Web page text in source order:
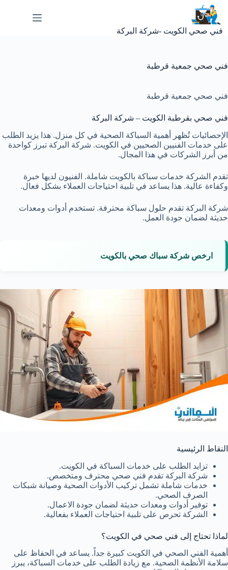
التجاوز
المحتوى
فني صحي الكويت -شركة البركة
فني صحي جمعية قرطبة
فني صحي جمعية قرطبة
فني صحي بقرطبة الكويت – شركة البركة
الإحصائيات تُظهر أهمية السباكة الصحية في كل منزل. هذا يزيد الطلب
على خدمات الفنيين الصحيين في الكويت. شركة البركة تبرز كواحدة
من أبرز الشركات في هذا المجال.
تقدم الشركة خدمات سباكة بالكويت شاملة. الفنيون لديها خبرة
وكفاءة عالية. هذا يساعد في تلبية احتياجات العملاء بشكل فعال.
شركة البركة تقدم حلول سباكة محترفة. تستخدم أدوات ومعدات
حديثة لضمان جودة العمل.
ارخص شركة سباك صحي بالكويت
النقاط الرئيسية
تزايد الطلب على خدمات السباكة في الكويت.
شركة البركة تقدم فني صحي محترف ومتخصص.
خدمات شاملة تشمل تركيب الأدوات الصحية وصيانة شبكات
الصرف الصحي.
توفير أدوات ومعدات حديثة لضمان جودة الاعمال.
الشركة تحرص على تلبية احتياجات العملاء بفعالية.
لماذا تحتاج إلى فني صحي في الكويت؟
أهمية الفني الصحي في الكويت كبيرة جداً. يساعد في الحفاظ على
سلامة الأنظمة الصحية. مع زيادة الطلب على خدمات السباكة، يبرز